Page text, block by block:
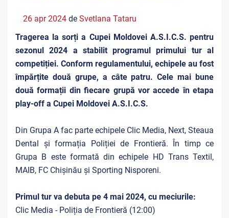
26 apr 2024 de Svetlana Tataru
Tragerea la sorți a Cupei Moldovei A.S.I.C.S. pentru
sezonul 2024 a stabilit programul primului tur al
competiției. Conform regulamentului, echipele au fost
împărțite două grupe, a câte patru. Cele mai bune
două formații din fiecare grupă vor accede în etapa
play-off a Cupei Moldovei A.S.I.C.S.
Din Grupa A fac parte echipele Clic Media, Next, Steaua
Dental și formația Poliției de Frontieră. În timp ce
Grupa B este formată din echipele HD Trans Textil,
MAIB, FC Chișinău și Sporting Nisporeni.
Primul tur va debuta pe 4 mai 2024, cu meciurile:
Clic Media - Poliția de Frontieră (12:00)